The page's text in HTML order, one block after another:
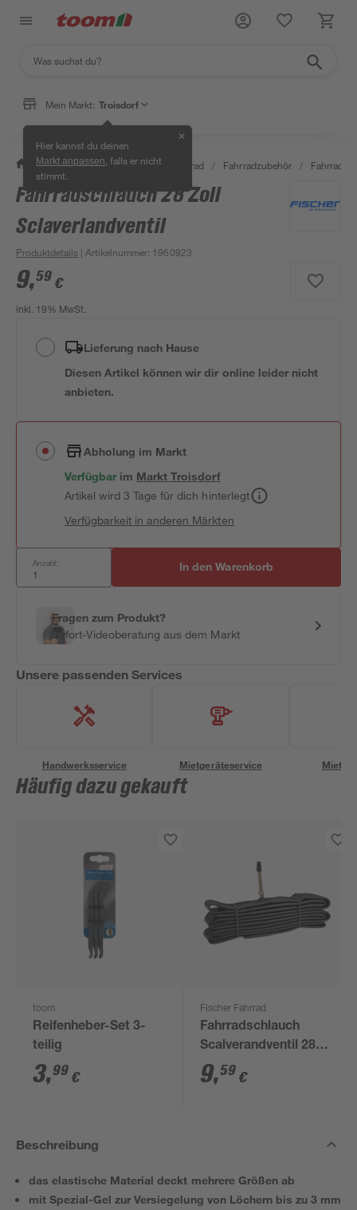
Mein Markt: Troisdorf
Hier kannst du deinen
Markt anpassen , falls er nicht
stimmt.
✕
/ Garten & Freizeit / Auto & Fahrrad / Fahrradzubehör /
Fahrradschlauch 28 Zoll
Sclaverlandventil
Produktdetails | Artikelnummer: 1960923
9,59 €
inkl. 19% MwSt.
Lieferung nach Hause
Diesen Artikel können wir dir online leider nicht
anbieten.
Abholung im Markt
Verfügbar im MarktTroisdorf
Artikel wird 3 Tage für dich hinterlegt
Verfügbarkeit in anderen Märkten
Anzahl: In den Warenkorb
Fragen zum Produkt?
Sofort-Videoberatung aus dem Markt
Unsere passenden Services
Handwerksservice Mietgeräteservice
Häufig dazu gekauft
toom
Reifenheber-Set 3-
teilig
3,99 €
Fischer Fahrrad
Fahrradschlauch
Scalverandventil 28
Zoll
9,59 €
Beschreibung
das elastische Material deckt mehrere Größen ab
mit Spezial-Gel zur Versiegelung von Löchern bis zu 3 mm